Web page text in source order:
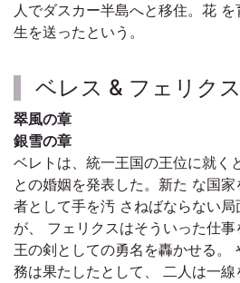
人でダスカー半島へと移住。花
生を送ったという。
ベレス & フェリクス
翠風の章
銀雪の章
ベレトは、統一王国の王位に就く
との婚姻を発表した。新た な国
者として手を汚 さねばならない
が、 フェリクスはそういった仕
王の剣としての勇名を轟かせる。
務は果たしたとして、 二人は一